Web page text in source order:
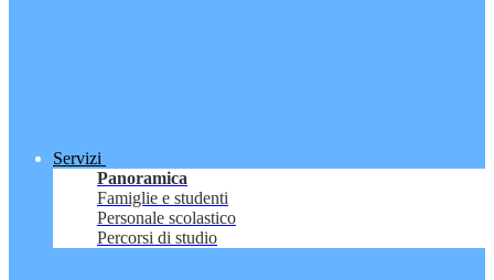
Servizi
Panoramica
Famiglie e studenti
Personale scolastico
Percorsi di studio